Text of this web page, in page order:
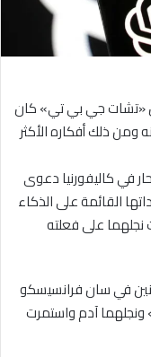
«تشات جي بي تي» كان
ومن ذلك أفكاره الأكثر
الانتحار في كاليفورنيا دعوى
القائمة على الذكاء
على فعلته
في سان فرانسيسكو
آدم واستمرت